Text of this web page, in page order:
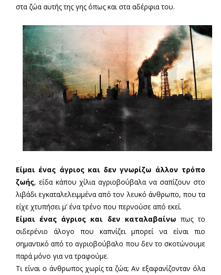
στα ζώα αυτής της γης όπως και στα αδέρφια του.
Είμαι ένας άγριος και δεν γνωρίζω άλλον τρόπο
ζωής, είδα κάπου χίλια αγριοβούβαλα να σαπίζουν στο
λιβάδι εγκαταλελειμμένα από τον λευκό άνθρωπο, που τα
είχε χτυπήσει μ’ ένα τρένο που περνούσε από εκεί.
Είμαι ένας άγριος και δεν καταλαβαίνω πως το
σιδερένιο άλογο που καπνίζει μπορεί να είναι πιο
σημαντικό από το αγριοβούβαλο που δεν το σκοτώνουμε
παρά μόνο για να τραφούμε.
Τι είναι ο άνθρωπος χωρίς τα ζώα; Αν εξαφανίζονταν όλα